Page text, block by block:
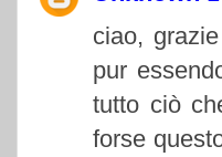
ciao,
pur
tutto ciò
forse